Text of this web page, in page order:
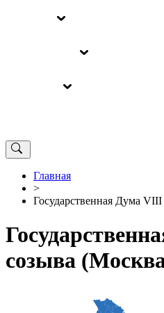
Главная
>
Государственная Дума
созыва